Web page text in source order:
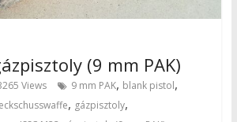
(9 mm PAK)
Views 9 mm PAK, blank pistol,
, gázpisztoly,